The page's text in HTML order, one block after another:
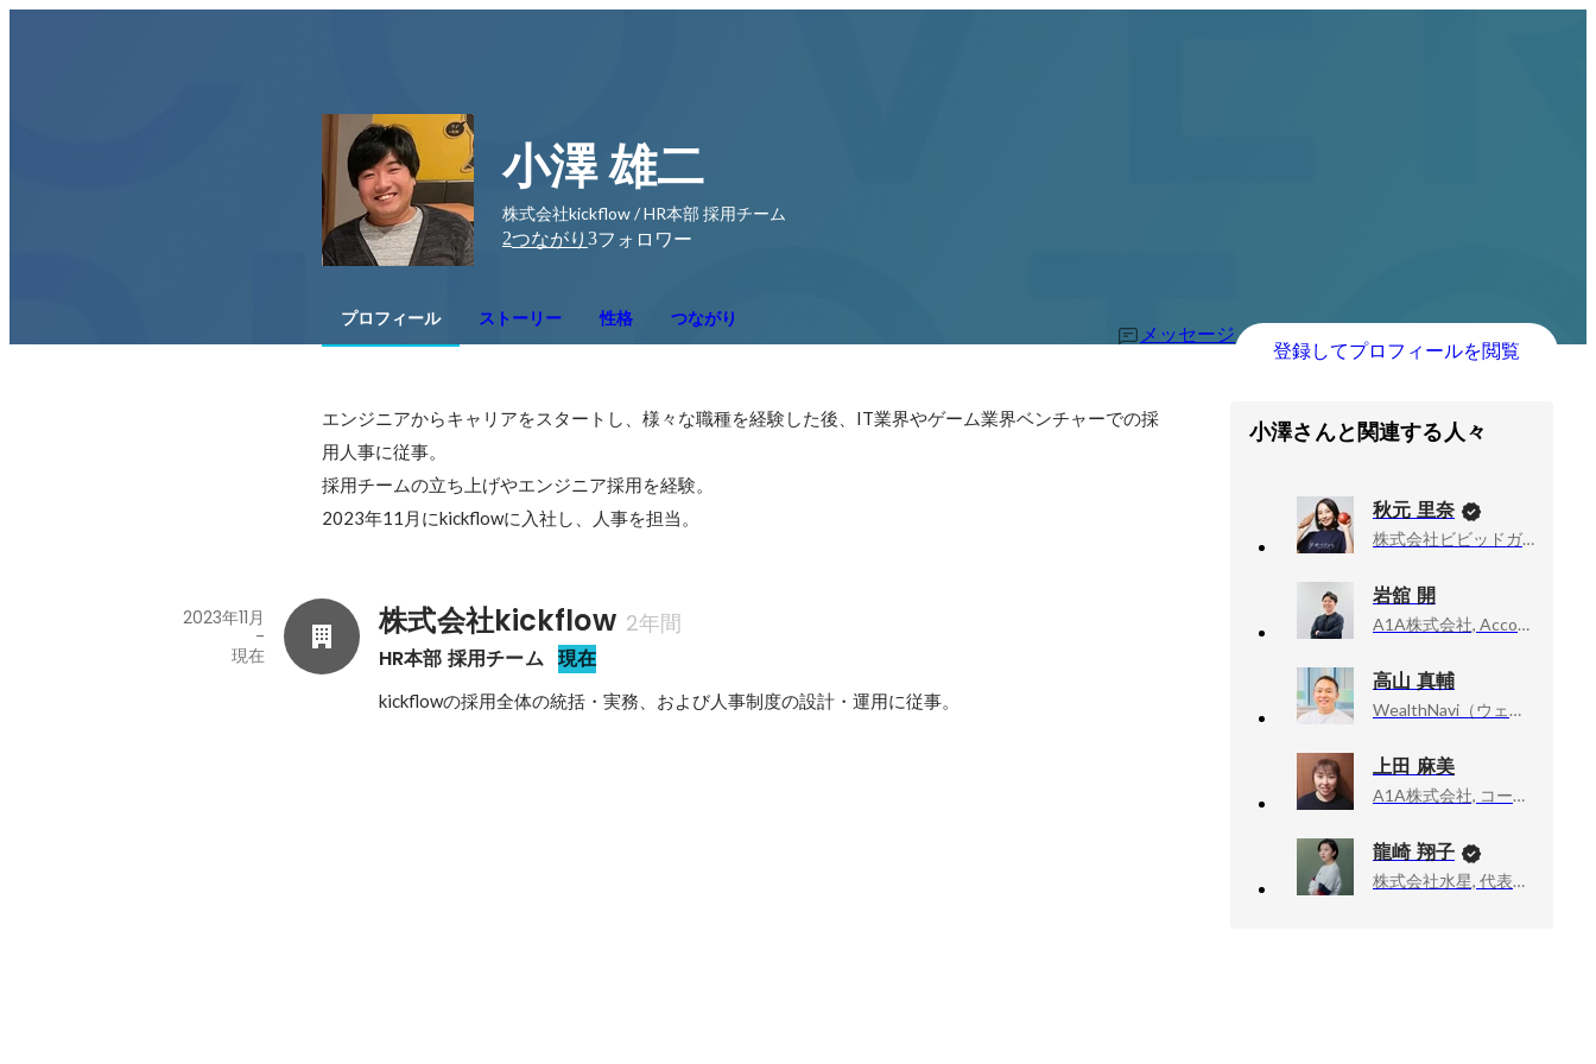
小澤 雄二
株式会社kickflow / HR本部 採用チーム
2つながり 3フォロワー
プロフィール ストーリー 性格 つながり
メッセージ
登録してプロフィールを閲覧
エンジニアからキャリアをスタートし、様々な職種を経験した後、IT業界やゲーム業界ベンチャーでの採
用人事に従事。
採用チームの立ち上げやエンジニア採用を経験。
2023年11月にkickflowに入社し、人事を担当。
株式会社kickflow 2年間
HR本部 採用チーム 現在
2023年11月
-
現在
kickflowの採用全体の統括・実務、および人事制度の設計・運用に従事。
小澤さんと関連する人々
秋元 里奈
株式会社ビビッドガーデン, 代表取締役社長
岩舘 開
A1A株式会社, Account Executive
高山 真輔
WealthNavi（ウェルスナビ）, 採用マネージャー
上田 麻美
A1A株式会社, コーポレート
龍崎 翔子
株式会社水星, 代表取締役